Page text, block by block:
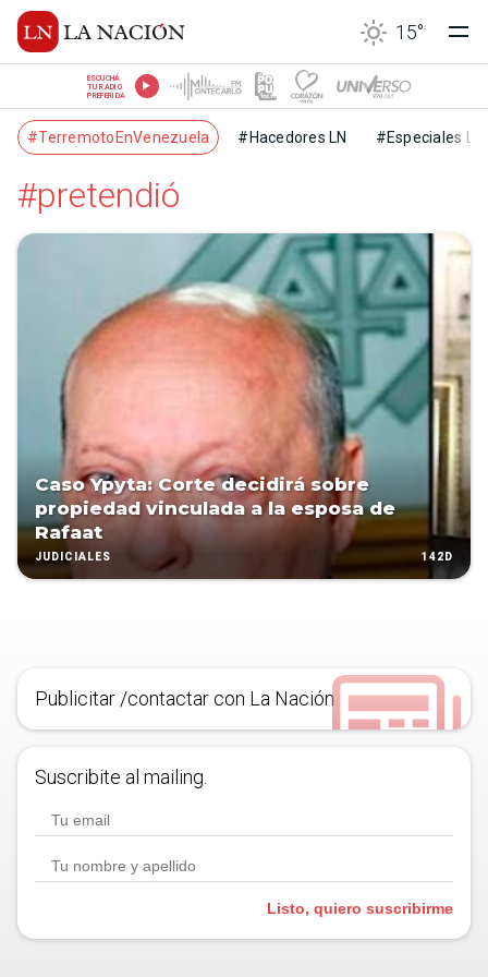
15°
ESCUCHÁ
TU RADIO
PREFERIDA
#TerremotoEnVenezuela #Hacedores LN #Especiales LN
#pretendió
Caso Ypyta: Corte decidirá sobre
propiedad vinculada a la esposa de
Rafaat
JUDICIALES 142D
Publicitar /contactar con La Nación
Suscribite al mailing.
Listo, quiero suscribirme